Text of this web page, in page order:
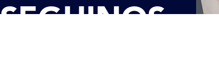
SEGUINOS